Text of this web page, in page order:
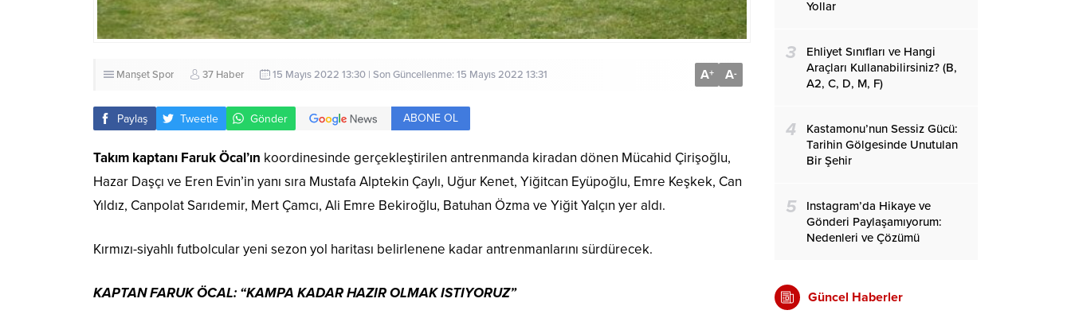
ManşetSpor 37 Haber 15 Mayıs 2022 13:30 | Son Güncellenme: 15 Mayıs 2022 13:31 A+ A-
Paylaş Tweetle Gönder ABONE OL
Takım kaptanı Faruk Öcal’ın koordinesinde gerçekleştirilen antrenmanda kiradan dönen Mücahid Çirişoğlu,
Hazar Daşçı ve Eren Evin’in yanı sıra Mustafa Alptekin Çaylı, Uğur Kenet, Yiğitcan Eyüpoğlu, Emre Keşkek, Can
Yıldız, Canpolat Sarıdemir, Mert Çamcı, Ali Emre Bekiroğlu, Batuhan Özma ve Yiğit Yalçın yer aldı.
Kırmızı-siyahlı futbolcular yeni sezon yol haritası belirlenene kadar antrenmanlarını sürdürecek.
KAPTAN FARUK ÖCAL: “KAMPA KADAR HAZIR OLMAK ISTIYORUZ”
Yollar
3
Ehliyet Sınıfları ve Hangi
Araçları Kullanabilirsiniz? (B,
A2, C, D, M, F)
4
Kastamonu’nun Sessiz Gücü:
Tarihin Gölgesinde Unutulan
Bir Şehir
5
Instagram’da Hikaye ve
Gönderi Paylaşamıyorum:
Nedenleri ve Çözümü
Güncel Haberler